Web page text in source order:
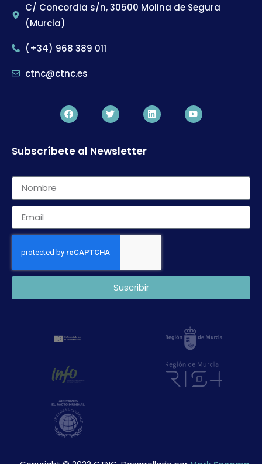
C/ Concordia s/n, 30500 Molina de Segura
(Murcia)
(+34) 968 389 011
ctnc@ctnc.es
Subscríbete al Newsletter
Suscribir